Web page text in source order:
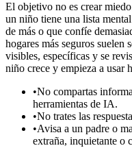
El objetivo no es crear
un niño tiene una lista
de más o que confíe
hogares más seguros suelen
visibles, específicas y se
niño crece y empieza a usar
•No compartas
herramientas de IA.
•No trates las
•Avisa a un padre o
extraña, inquietante o